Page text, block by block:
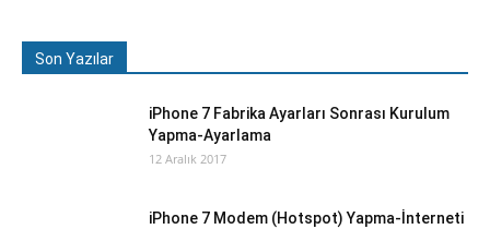
Son Yazılar
iPhone 7 Fabrika Ayarları Sonrası Kurulum
Yapma-Ayarlama
12 Aralık 2017
iPhone 7 Modem (Hotspot) Yapma-İnterneti